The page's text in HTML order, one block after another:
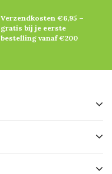
Verzendkosten €6,95 –
gratis bij je eerste
bestelling vanaf €200